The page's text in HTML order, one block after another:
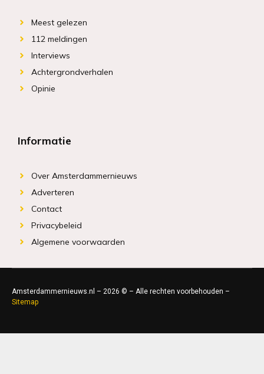
Meest gelezen
112 meldingen
Interviews
Achtergrondverhalen
Opinie
Informatie
Over Amsterdammernieuws
Adverteren
Contact
Privacybeleid
Algemene voorwaarden
Amsterdammernieuws.nl – 2026 © – Alle rechten voorbehouden –
Sitemap